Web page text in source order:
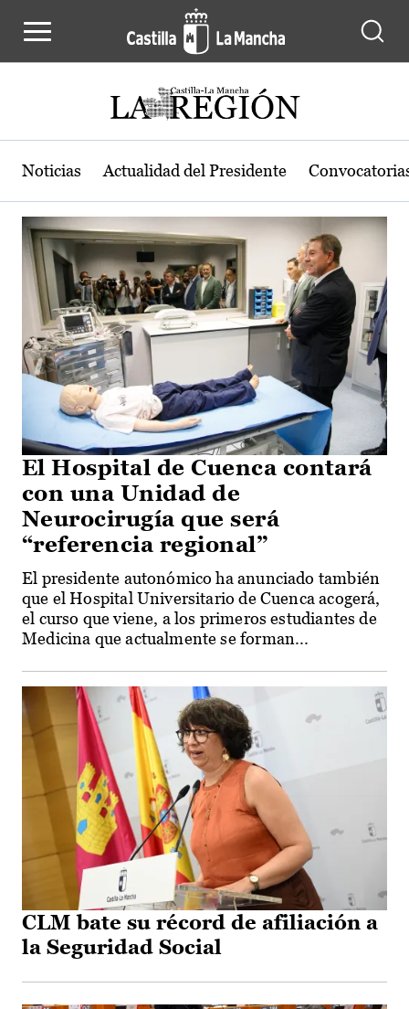
Actualidad de la región de Castilla-
Noticias Actualidad del Presidente
El Hospital de Cuenca contará
con una Unidad de
Neurocirugía que será
“referencia regional”
El presidente autonómico ha anunciado también
que el Hospital Universitario de Cuenca acogerá,
el curso que viene, a los primeros estudiantes de
Medicina que actualmente se forman...
CLM bate su récord de afiliación a
la Seguridad Social